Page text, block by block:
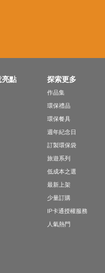
亮點 探索更多
作品集
環保禮品
環保餐具
週年紀念日
訂製環保袋
旅遊系列
低成本之選
最新上架
少量訂購
IP卡通授權服務
人氣熱門